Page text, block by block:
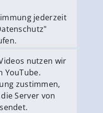
jederzeit
erlaubennutzen wir
YouTube.
zustimmen,
Server von